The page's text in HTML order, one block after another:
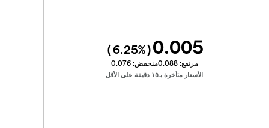
0.005
(
6.25%)
مرتفع:0.088منخفض:0.076
الأسعار متأخرة بـ١٥ دقيقة على الأقل